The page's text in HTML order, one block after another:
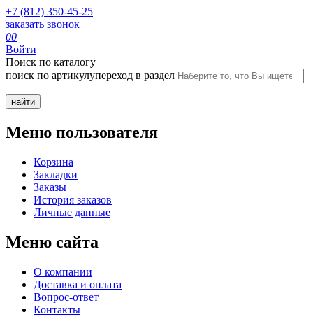
+7 (812) 350-45-25
заказать звонок
00
Войти
Поиск по каталогу
поиск по артикулупереход в раздел
Меню пользователя
Корзина
Закладки
Заказы
История заказов
Личные данные
Меню сайта
О компании
Доставка и оплата
Вопрос-ответ
Контакты